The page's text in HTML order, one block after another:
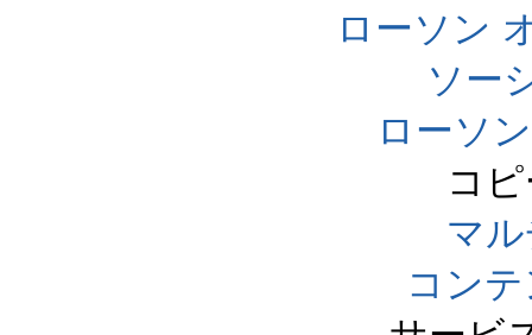
ローソン
ソー
ローソ
コ
マ
コン